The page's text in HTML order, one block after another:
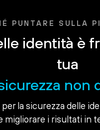
PUNTARE SULLA
identità è
tua
non
la sicurezza delle
migliorare i risultati in